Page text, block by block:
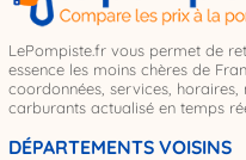
LePompiste.fr vous permet de
essence les moins chères de
coordonnées, services,
carburants actualisé en temps
DÉPARTEMENTS VOISINS